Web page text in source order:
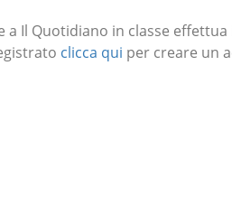
a Il Quotidiano in classe effettua
clicca qui per creare un